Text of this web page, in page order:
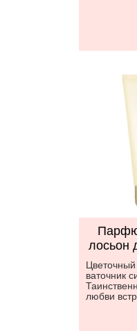
лосьон
Цветочный
ваточник
любви